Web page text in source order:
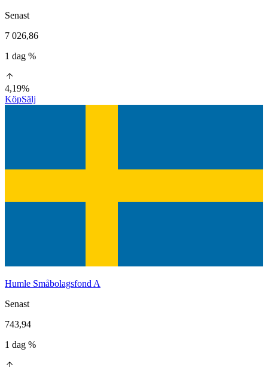
Senast
7 026,86
1 dag %
4,19%
KöpSälj
Humle Småbolagsfond A
Senast
743,94
1 dag %